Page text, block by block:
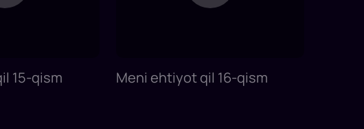
15-qism Meni ehtiyot qil 16-qism